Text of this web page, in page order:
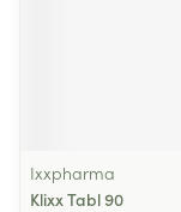
Ixxpharma
Klixx Tabl 90